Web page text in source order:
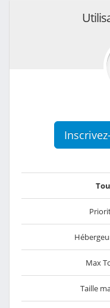
Max
Taille